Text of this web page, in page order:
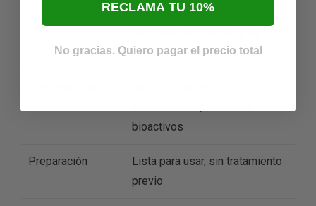
Hojarasca decorativa y
jungla
bioactivos
Preparación Lista para usar, sin tratamiento
previo
RECLAMA TU 10%
No gracias. Quiero pagar el precio total